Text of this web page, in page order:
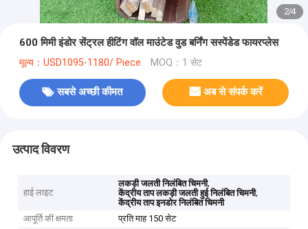
2/4
600 मिमी इंडोर सेंट्रल हीटिंग वॉल माउंटेड वुड बर्निंग सस्पेंडेड फायरप्लेस
मूल्य：USD1095-1180/ Piece MOQ：1 सेट
सबसे अच्छी कीमत अब से संपर्क करें
उत्पाद विवरण
हाई लाइट
लकड़ी जलती निलंबित चिमनी,
केंद्रीय ताप लकड़ी जलती हुई निलंबित चिमनी,
केंद्रीय ताप इनडोर निलंबित चिमनी
आपूर्ति की क्षमता
प्रति माह 150 सेट